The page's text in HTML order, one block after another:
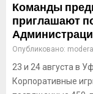
Команды
приглашают
Опубликовано:
23 и 24 августа в
Корпоративные